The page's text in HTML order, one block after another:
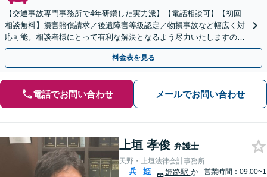
【交通事故専門事務所で4年研鑽した実力派】【電話相談可】【初回
相談無料】損害賠償請求／後遺障害等級認定／物損事故など幅広く対
応可能。相談者様にとって有利な解決となるよう尽力いたしますの
で、ぜひご相談ください【神戸駅3分】【休日・夜間面談可】
料金表を見る
電話でお問い合わせ メールでお問い合わせ
上垣 孝俊 弁護士
天野・上垣法律会計事務所
兵
姫
姫路駅 か
営業時間：09:00~1